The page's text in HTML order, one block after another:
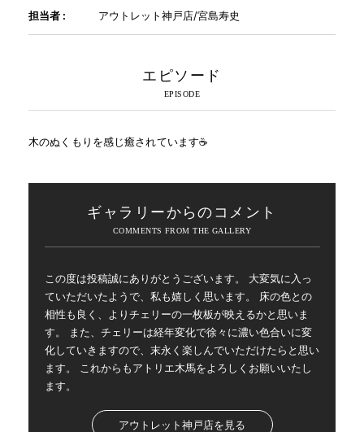
担当者 : アウトレット神戸店/宮島寿史
エピソード
木のぬくもりを感じ癒されています☕️
ギャラリーからのコメント
この度は投稿誠にありがとうございます。 大変気に入っ
ていただいたようで、私も嬉しく思います。 床の色との
相性も良く、よりチェリーの一枚板が映えるかと思いま
す。 また、チェリーは経年変化で徐々に濃い色合いに変
化していきますので、末永く楽しんでいただけたらと思い
ます。 これからもアトリエ木馬をよろしくお願いいたし
ます。
アウトレット神戸店を見る